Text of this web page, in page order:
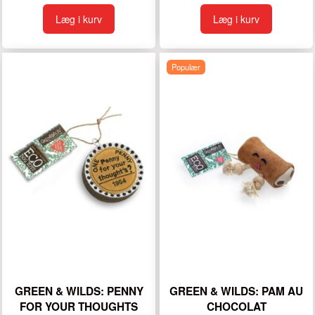
Læg i kurv Læg i kurv
GREEN & WILDS: PENNY
FOR YOUR THOUGHTS
Populær
GREEN & WILDS: PAM AU
CHOCOLAT